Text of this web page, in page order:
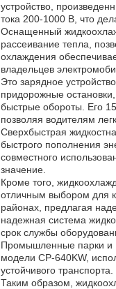
устройство,
тока 200-1000 В, что
Оснащенный
рассеивание тепла,
охлаждения
владельцев
Это зарядное
придорожные
быстрые обороты. Его
позволяя водителям
Сверхбыстрая
быстрого пополнения
совместного
значение.
Кроме того,
отличным выбором для
районах, предлагая
надежная система
срок службы
Промышленные парки и
модели CP-640KW,
устойчивого транспорта.
Таким образом,